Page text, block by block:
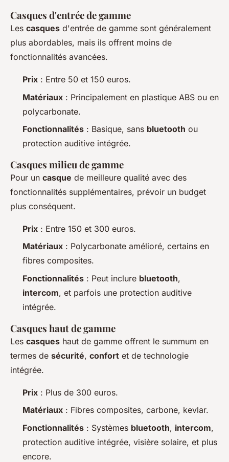
Casques d'entrée de gamme
Les casques d'entrée de gamme sont généralement
plus abordables, mais ils offrent moins de
fonctionnalités avancées.
Prix : Entre 50 et 150 euros.
Matériaux : Principalement en plastique ABS ou en
polycarbonate.
Fonctionnalités : Basique, sans bluetooth ou
protection auditive intégrée.
Casques milieu de gamme
Pour un casque de meilleure qualité avec des
fonctionnalités supplémentaires, prévoir un budget
plus conséquent.
Prix : Entre 150 et 300 euros.
Matériaux : Polycarbonate amélioré, certains en
fibres composites.
Fonctionnalités : Peut inclure bluetooth,
intercom, et parfois une protection auditive
intégrée.
Casques haut de gamme
Les casques haut de gamme offrent le summum en
termes de sécurité, confort et de technologie
intégrée.
Prix : Plus de 300 euros.
Matériaux : Fibres composites, carbone, kevlar.
Fonctionnalités : Systèmes bluetooth, intercom,
protection auditive intégrée, visière solaire, et plus
encore.